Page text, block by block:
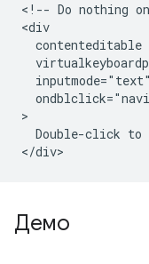
<!-- Do nothing
<div
  contenteditable
  inputmode="text"
>
Double-click to
Демо